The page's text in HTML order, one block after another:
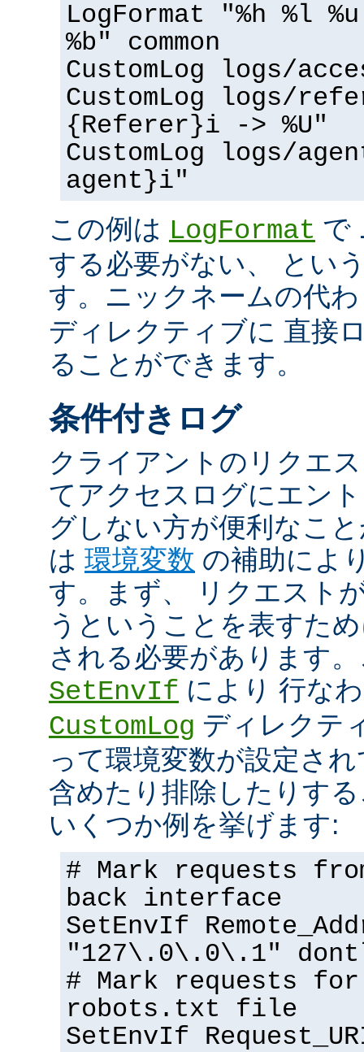
LogFormat "%h %l
%b" common
CustomLog logs/
CustomLog logs/
{Referer}i -> %U"
CustomLog logs/
agent}i"
この例は LogFormat で
する必要がない、 とい
す。ニックネームの代
ディレクティブに 直接
ることができます。
条件付きログ
クライアントのリクエ
てアクセスログにエン
グしない方が便利なこ
は 環境変数 の補助によ
す。まず、 リクエスト
うということを表すた
される必要があります
SetEnvIf により 行な
CustomLog ディレクテ
って環境変数が設定さ
含めたり排除したりす
いくつか例を挙げます:
# Mark requests
back interface
SetEnvIf
"127\.0\.0\.1"
# Mark requests
robots.txt file
SetEnvIf